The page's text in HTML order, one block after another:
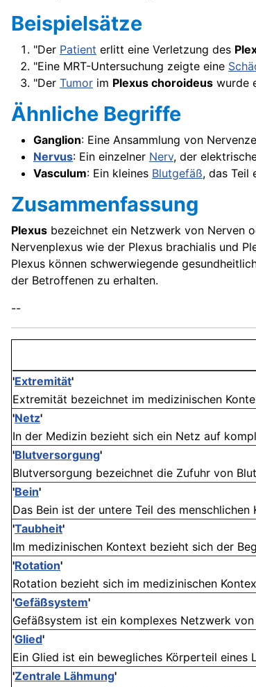
Beispielsätze
"Der Patient erlitt eine Verletzung des
"Eine MRT-Untersuchung zeigte eine
"Der Tumor im Plexus choroideus wurde
Ähnliche Begriffe
Ganglion: Eine Ansammlung von
Nervus: Ein einzelner Nerv, der
Vasculum: Ein kleines Blutgefäß, das Teil
Zusammenfassung
Plexus bezeichnet ein Netzwerk von Nerven
Nervenplexus wie der Plexus brachialis und
Plexus können schwerwiegende
der Betroffenen zu erhalten.
--
'Extremität'
Extremität bezeichnet im medizinischen
'Netz'
In der Medizin bezieht sich ein Netz auf
'Blutversorgung'
Blutversorgung bezeichnet die Zufuhr von
'Bein'
Das Bein ist der untere Teil des
'Taubheit'
Im medizinischen Kontext bezieht sich der
'Rotation'
Rotation bezieht sich im medizinischen
'Gefäßsystem'
Gefäßsystem ist ein komplexes Netzwerk
'Glied'
Ein Glied ist ein bewegliches Körperteil eines
'Zentrale Lähmung'